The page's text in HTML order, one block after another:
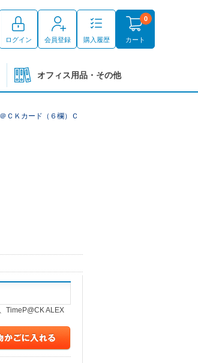
ログイン 会員登録 購入履歴 カート
0
オフィス用品・その他
ＣＫカード（６欄）Ｃ
TimeP@CK ALEX